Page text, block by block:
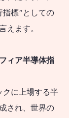
。
して
人のた
50の
形式で
した。
指標”としての
えます。
ィア半導体指
され、世界の